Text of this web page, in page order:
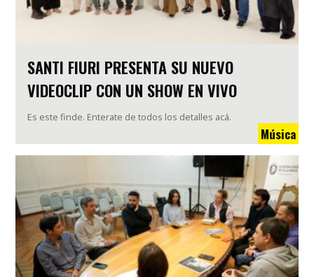
SANTI FIURI PRESENTA SU NUEVO
VIDEOCLIP CON UN SHOW EN VIVO
Es este finde. Enterate de todos los detalles acá.
Música